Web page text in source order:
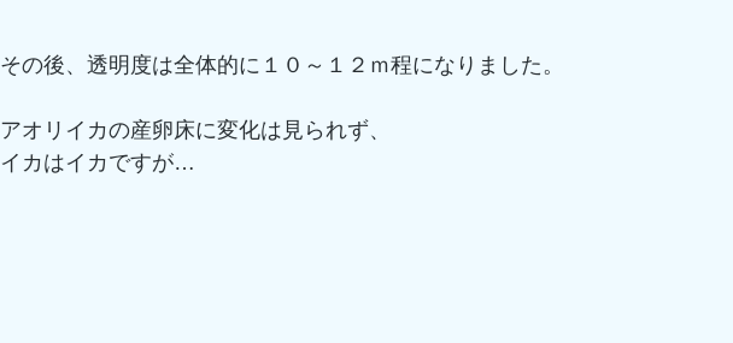
その後、透明度は全体的に１０～１２ｍ程になりました。
アオリイカの産卵床に変化は見られず、
イカはイカですが…